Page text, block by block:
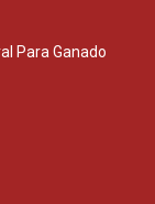
Para Ganado